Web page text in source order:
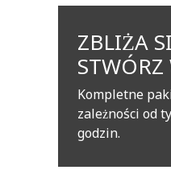
ZBLIŻA
STWÓRZ
Kompletne
zależności od
godzin.